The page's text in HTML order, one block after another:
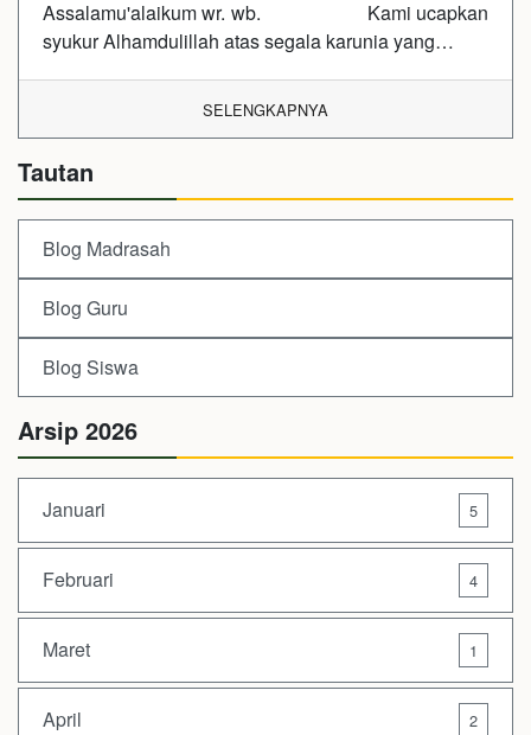
Assalamu'alaikum wr. wb. Kami ucapkan
syukur Alhamdulillah atas segala karunia yang…
SELENGKAPNYA
Tautan
Blog Madrasah
Blog Guru
Blog Siswa
Arsip 2026
Januari 5
Februari 4
Maret 1
April 2